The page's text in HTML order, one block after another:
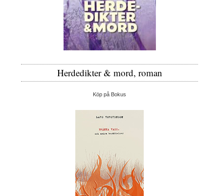
Herdedikter & mord, roman
Köp på Bokus